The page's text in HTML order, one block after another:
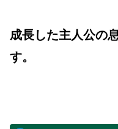
成長した主人公の
す。